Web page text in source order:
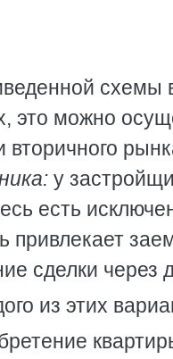
схемы
это можно
вторичного
у
есть
привлекает
сделки через
из этих